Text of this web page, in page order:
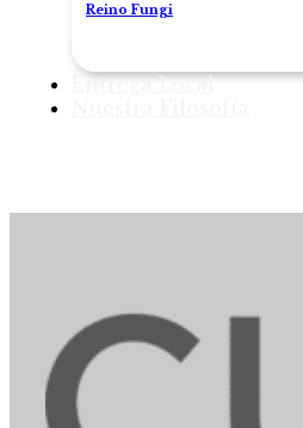
Reino Fungi
Entrega Local